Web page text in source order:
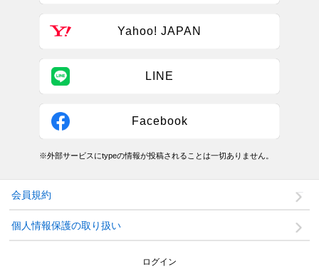
Yahoo! JAPAN
LINE
Facebook
※外部サービスにtypeの情報が投稿されることは一切ありません。
会員規約
個人情報保護の取り扱い
ログイン